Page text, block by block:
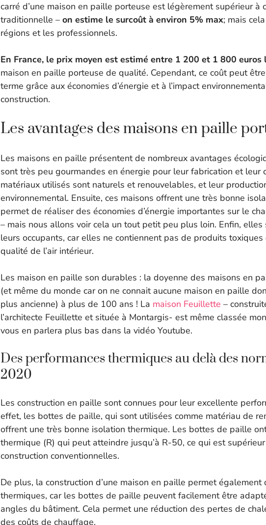
carré d’une maison en paille porteuse est légèrement supérieur à
traditionnelle – on estime le surcoût à environ 5% max; mais
régions et les professionnels.
En France, le prix moyen est estimé entre 1 200 et 1 800 euros
maison en paille porteuse de qualité. Cependant, ce coût peut
terme grâce aux économies d’énergie et à l’impact
construction.
Les avantages des maisons en paille
Les maisons en paille présentent de nombreux avantages
sont très peu gourmandes en énergie pour leur fabrication et leur
matériaux utilisés sont naturels et renouvelables, et leur
environnemental. Ensuite, ces maisons offrent une très bonne
permet de réaliser des économies d’énergie importantes sur le
– mais nous allons voir cela un tout petit peu plus loin. Enfin,
leurs occupants, car elles ne contiennent pas de produits
qualité de l’air intérieur.
Les maison en paille son durables : la doyenne des maisons en
(et même du monde car on ne connait aucune maison en paille
plus ancienne) à plus de 100 ans ! La maison Feuillette –
l’architecte Feuillette et située à Montargis- est même classée
vous en parlera plus bas dans la vidéo Youtube.
Des performances thermiques au delà des
2020
Les construction en paille sont connues pour leur excellente
effet, les bottes de paille, qui sont utilisées comme matériau de
offrent une très bonne isolation thermique. Les bottes de paille
thermique (R) qui peut atteindre jusqu’à R-50, ce qui est
construction conventionnelles.
De plus, la construction d’une maison en paille permet
thermiques, car les bottes de paille peuvent facilement être
angles du bâtiment. Cela permet une réduction des pertes de
des coûts de chauffage.